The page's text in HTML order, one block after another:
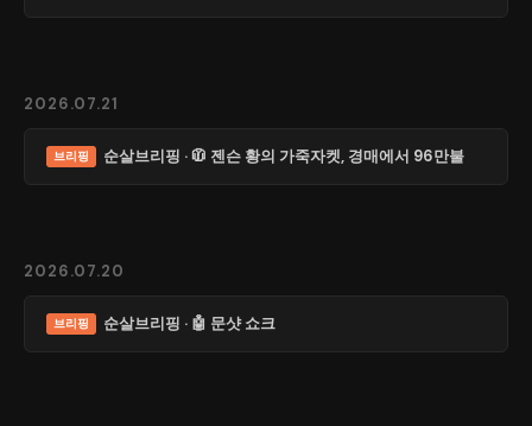
2026.07.21
브리핑 순살브리핑 · 🧥 젠슨 황의 가죽자켓, 경매에서 96만불
2026.07.20
브리핑 순살브리핑 · 🤖 문샷 쇼크